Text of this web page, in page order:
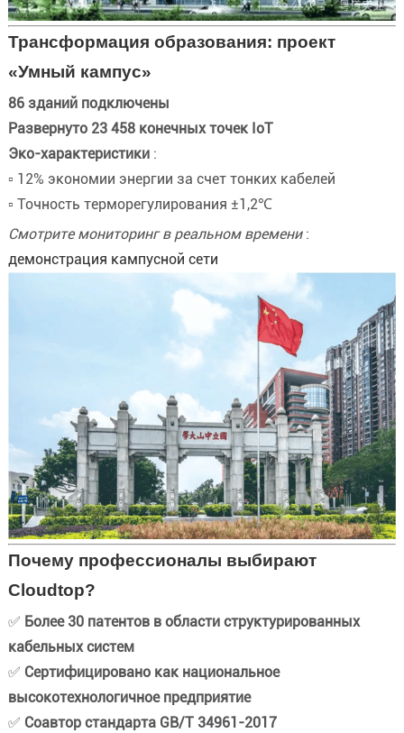
Трансформация образования: проект
«Умный кампус»
86 зданий подключены
Развернуто 23 458 конечных точек IoT
Эко-характеристики:
▫️ 12% экономии энергии за счет тонких кабелей
▫️ Точность терморегулирования ±1,2℃
Смотрите мониторинг в реальном времени:
демонстрация кампусной сети
Почему профессионалы выбирают
Cloudtop?
✅ Более 30 патентов в области структурированных
кабельных систем
✅ Сертифицировано как национальное
высокотехнологичное предприятие
✅ Соавтор стандарта GB/T 34961-2017